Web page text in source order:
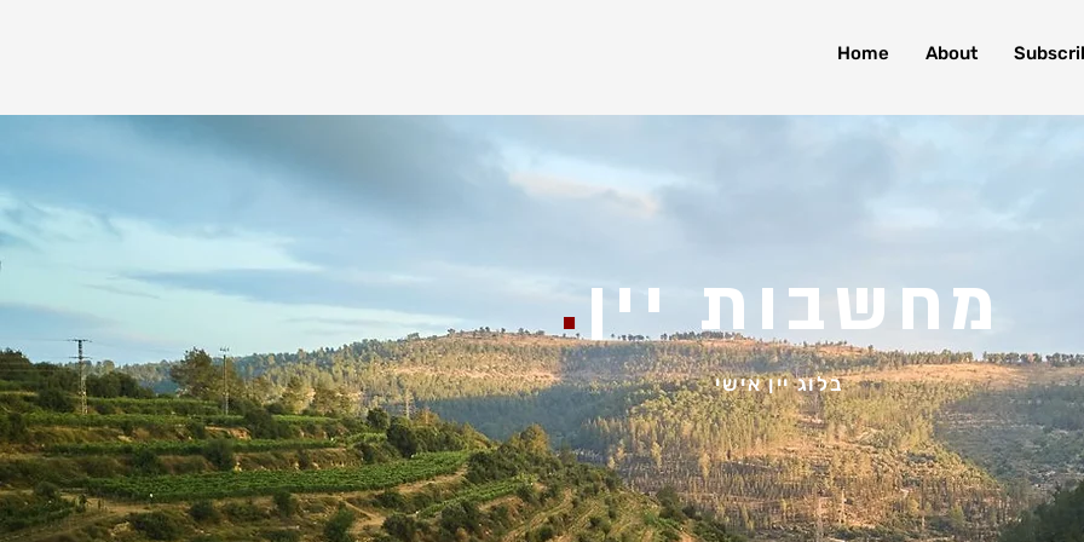
Home About
מחשבות יין.
בלוג יין אישי